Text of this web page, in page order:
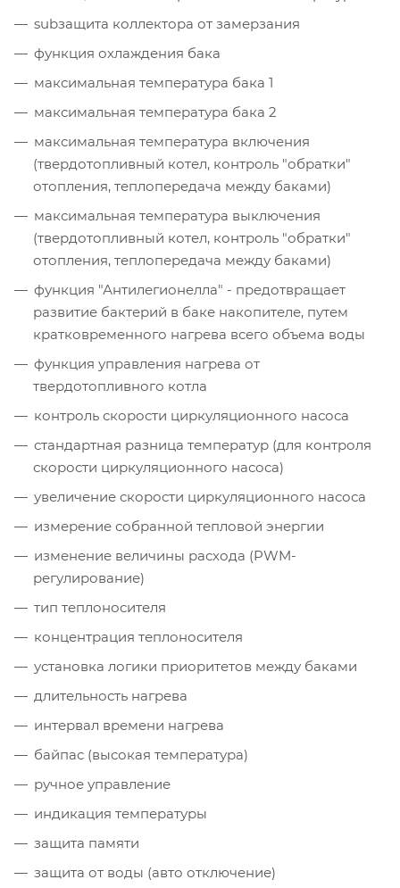
subзащита коллектора от замерзания
функция охлаждения бака
максимальная температура бака 1
максимальная температура бака 2
максимальная температура включения
(твердотопливный котел, контроль "обратки"
отопления, теплопередача между баками)
максимальная температура выключения
(твердотопливный котел, контроль "обратки"
отопления, теплопередача между баками)
функция "Антилегионелла" - предотвращает
развитие бактерий в баке накопителе, путем
кратковременного нагрева всего объема воды
функция управления нагрева от
твердотопливного котла
контроль скорости циркуляционного насоса
стандартная разница температур (для контроля
скорости циркуляционного насоса)
увеличение скорости циркуляционного насоса
измерение собранной тепловой энергии
изменение величины расхода (PWM-
регулирование)
тип теплоносителя
концентрация теплоносителя
установка логики приоритетов между баками
длительность нагрева
интервал времени нагрева
байпас (высокая температура)
ручное управление
индикация температуры
защита памяти
защита от воды (авто отключение)